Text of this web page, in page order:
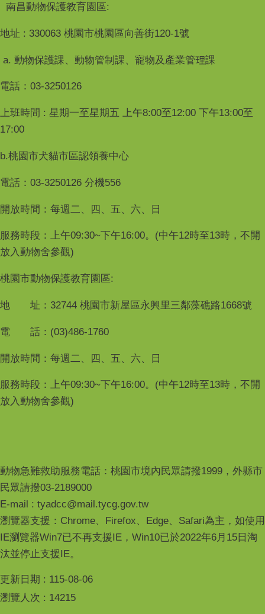
南昌動物保護教育園區:
地址 : 330063 桃園市桃園區向善街120-1號
a. 動物保護課、動物管制課、寵物及產業管理課
電話：03-3250126
上班時間 : 星期一至星期五 上午8:00至12:00 下午13:00至
17:00
b.桃園市犬貓市區認領養中心
電話：03-3250126 分機556
開放時間：每週二、四、五、六、日
服務時段：上午09:30~下午16:00。(中午12時至13時，不開
放入動物舍參觀)
桃園市動物保護教育園區:
地 址：32744 桃園市新屋區永興里三鄰藻礁路1668號
電 話：(03)486-1760
開放時間：每週二、四、五、六、日
服務時段：上午09:30~下午16:00。(中午12時至13時，不開
放入動物舍參觀)
動物急難救助服務電話：桃園市境內民眾請撥1999，外縣市
民眾請撥03-2189000
E-mail : tyadcc@mail.tycg.gov.tw
瀏覽器支援：Chrome、Firefox、Edge、Safari為主，如使用
IE瀏覽器Win7已不再支援IE，Win10已於2022年6月15日淘
汰並停止支援IE。
更新日期
115-08-06
瀏覽人次
14215